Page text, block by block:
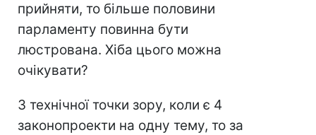
прийняти, то більше половини
парламенту повинна бути
люстрована. Хіба цього можна
очікувати?
З технічної точки зору, коли є 4
законопроекти на одну тему, то за